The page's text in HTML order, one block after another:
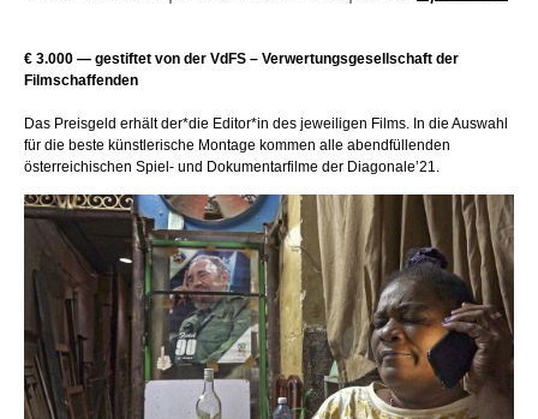
€ 3.000 — gestiftet von der VdFS – Verwertungsgesellschaft der
Filmschaffenden
Das Preisgeld erhält der*die Editor*in des jeweiligen Films. In die Auswahl
für die beste künstlerische Montage kommen alle abendfüllenden
österreichischen Spiel- und Dokumentarfilme der Diagonale’21.